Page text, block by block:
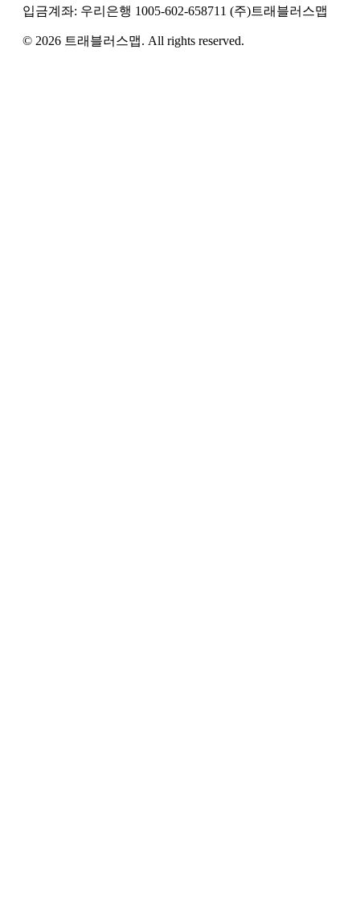
입금계좌: 우리은행 1005-602-658711 (주)트래블러스맵
© 2026 트래블러스맵. All rights reserved.